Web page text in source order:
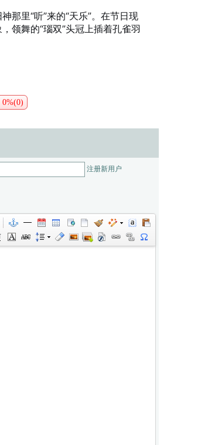
那里“听”来的“天乐”。在节日现
，领舞的“瑙双”头冠上插着孔雀羽
0%(0)
注册新用户